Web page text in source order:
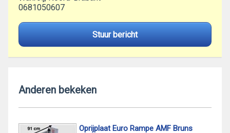
0681050607
Stuur bericht
Anderen bekeken
Oprijplaat Euro Rampe AMF Bruns